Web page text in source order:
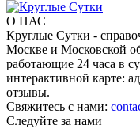
О НАС
Круглые Сутки -
Москве и Московской
работающие 24 часа в
интерактивной карте:
отзывы.
Свяжитесь с нами:
Следуйте за нами